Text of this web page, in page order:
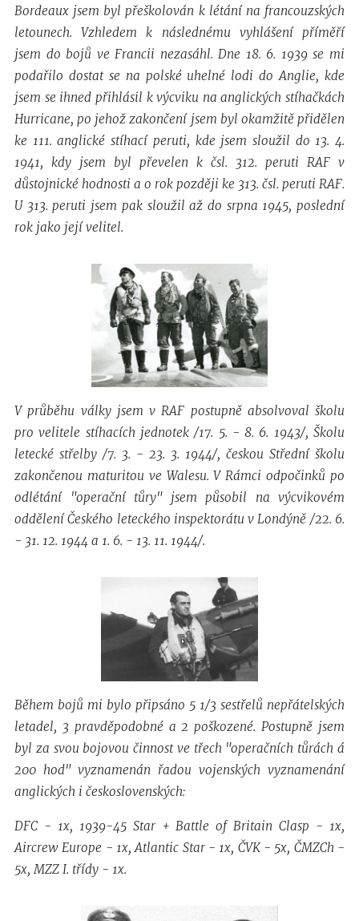
Bordeaux jsem byl přeškolován k létání na francouzských
letounech. Vzhledem k následnému vyhlášení příměří
jsem do bojů ve Francii nezasáhl. Dne 18. 6. 1939 se mi
podařilo dostat se na polské uhelné lodi do Anglie, kde
jsem se ihned přihlásil k výcviku na anglických stíhačkách
Hurricane, po jehož zakončení jsem byl okamžitě přidělen
ke 111. anglické stíhací peruti, kde jsem sloužil do 13. 4.
1941, kdy jsem byl převelen k čsl. 312. peruti RAF v
důstojnické hodnosti a o rok později ke 313. čsl. peruti RAF.
U 313. peruti jsem pak sloužil až do srpna 1945, poslední
rok jako její velitel.
V průběhu války jsem v RAF postupně absolvoval školu
pro velitele stíhacích jednotek /17. 5. - 8. 6. 1943/, Školu
letecké střelby /7. 3. - 23. 3. 1944/, českou Střední školu
zakončenou maturitou ve Walesu. V Rámci odpočinků po
odlétání "operační tůry" jsem působil na výcvikovém
oddělení Českého leteckého inspektorátu v Londýně /22. 6.
- 31. 12. 1944 a 1. 6. - 13. 11. 1944/.
Během bojů mi bylo připsáno 5 1/3 sestřelů nepřátelských
letadel, 3 pravděpodobné a 2 poškozené. Postupně jsem
byl za svou bojovou činnost ve třech "operačních tůrách á
200 hod" vyznamenán řadou vojenských vyznamenání
anglických i československých:
DFC - 1x, 1939-45 Star + Battle of Britain Clasp - 1x,
Aircrew Europe - 1x, Atlantic Star - 1x, ČVK - 5x, ČMZCh -
5x, MZZ I. třídy - 1x.